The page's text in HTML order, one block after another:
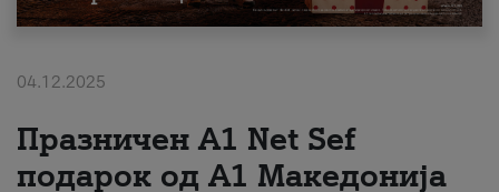
Поддршка
Надополни кредит
За нас
04.12.2025
Празничен A1 Net Sеf
подарок од А1 Македонија